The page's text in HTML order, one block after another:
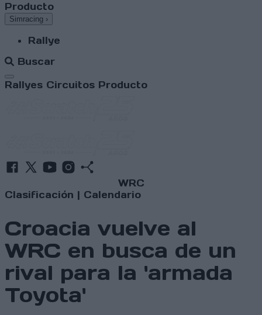
Producto
Simracing ›
Rallye
Buscar
Abrir menú
Rallyes Circuitos Producto
WRC
Clasificación | Calendario
Croacia vuelve al
WRC en busca de un
rival para la 'armada
Toyota'